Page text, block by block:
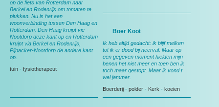
op de fiets van Rotterdam naar
Berkel en Rodenrijs om tomaten te
plukken. Nu is het een
woonverbinding tussen Den Haag en
Rotterdam. Den Haag kruipt vie
Nootdorp deze kant op en Rotterdam
kruipt via Berkel en Rodenrijs,
Pijnacker-Nootdorp de andere kant
op.
tuin - fysiotherapeut
Boer Koot
Ik heb altijd gedacht: ik blijf melken
tot ik er dood bij neerval. Maar op
een gegeven moment hielden mijn
benen het niet meer en toen ben ik
toch maar gestopt. Maar ik vond t
wel jammer.
Boerderij - polder - Kerk - koeien